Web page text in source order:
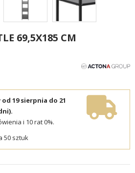
69,5X185 CM
19 sierpnia do 21
i 10 rat 0%.
50 sztuk